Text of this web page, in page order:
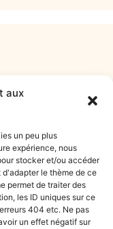
aux
un peu plus
expérience, nous
stocker et/ou accéder
d'adapter le thème de ce
permet de traiter des
les ID uniques sur ce
404 etc. Ne pas
un effet négatif sur
astuces pour
sociaux en – 1H